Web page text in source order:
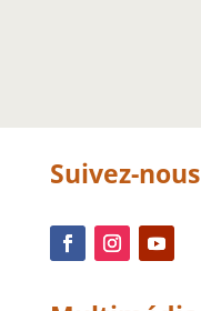
Suivez-nous